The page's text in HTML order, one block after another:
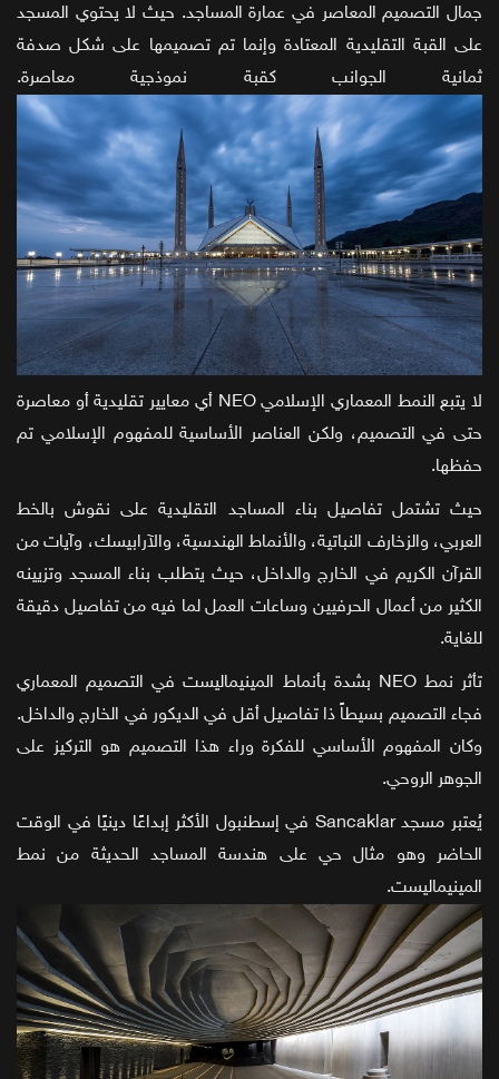
جمال التصميم المعاصر في عمارة المساجد. حيث لا يحتوي المسجد
على القبة التقليدية المعتادة وإنما تم تصميمها على شكل صدفة
ثمانية الجوانب كقبة نموذجية معاصرة.
لا يتبع النمط المعماري الإسلامي NEO أي معايير تقليدية أو معاصرة
حتى في التصميم، ولكن العناصر الأساسية للمفهوم الإسلامي تم
حفظها.
حيث تشتمل تفاصيل بناء المساجد التقليدية على نقوش بالخط
العربي، والزخارف النباتية، والأنماط الهندسية، والآرابيسك، وآيات من
القرآن الكريم في الخارج والداخل، حيث يتطلب بناء المسجد وتزيينه
الكثير من أعمال الحرفيين وساعات العمل لما فيه من تفاصيل دقيقة
للغاية.
تأثر نمط NEO بشدة بأنماط المينيماليست في التصميم المعماري
فجاء التصميم بسيطاً ذا تفاصيل أقل في الديكور في الخارج والداخل.
وكان المفهوم الأساسي للفكرة وراء هذا التصميم هو التركيز على
الجوهر الروحي.
يُعتبر مسجد Sancaklar في إسطنبول الأكثر إبداعًا دينيًا في الوقت
الحاضر وهو مثال حي على هندسة المساجد الحديثة من نمط
المينيماليست.